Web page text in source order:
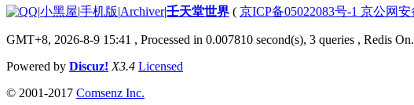
|小黑屋|手机版|Archiver|壬天堂世界 ( 京ICP备05022083号-1 京公网安
GMT+8, 2026-8-9 15:41 , Processed in 0.007810 second(s), 3 queries , Redis On.
Powered by Discuz! X3.4 Licensed
© 2001-2017 Comsenz Inc.